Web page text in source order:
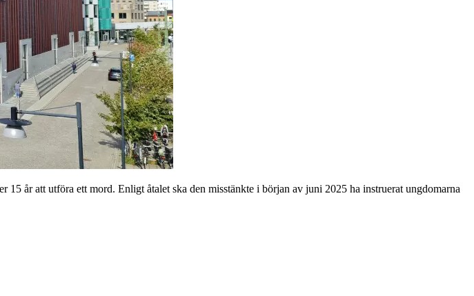
år att utföra ett mord. Enligt åtalet ska den misstänkte i början av juni 2025 ha instruerat ungdomarna